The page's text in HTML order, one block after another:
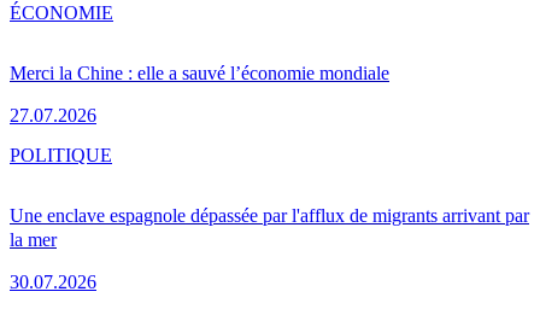
Merci la Chine : elle a sauvé l’économie mondiale
27.07.2026
ÉCONOMIE
Une enclave espagnole dépassée par l'afflux de migrants arrivant par
la mer
30.07.2026
POLITIQUE